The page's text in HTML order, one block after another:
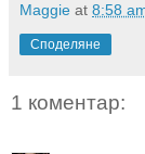
Maggie at 8:58
Споделяне
1 коментар: